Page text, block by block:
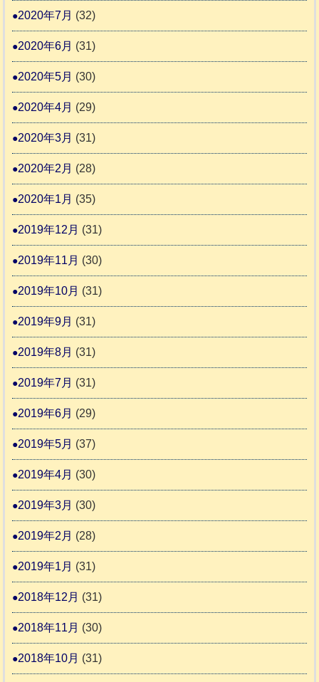
2020年7月 (32)
2020年6月 (31)
2020年5月 (30)
2020年4月 (29)
2020年3月 (31)
2020年2月 (28)
2020年1月 (35)
2019年12月 (31)
2019年11月 (30)
2019年10月 (31)
2019年9月 (31)
2019年8月 (31)
2019年7月 (31)
2019年6月 (29)
2019年5月 (37)
2019年4月 (30)
2019年3月 (30)
2019年2月 (28)
2019年1月 (31)
2018年12月 (31)
2018年11月 (30)
2018年10月 (31)